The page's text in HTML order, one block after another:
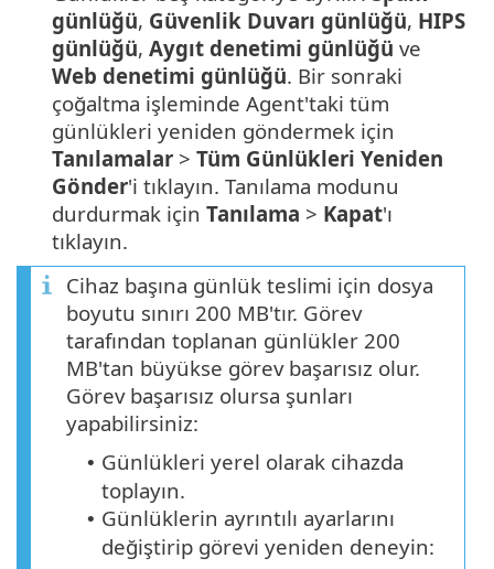
günlüğü, Güvenlik Duvarı günlüğü, HIPS
günlüğü, Aygıt denetimi günlüğü ve
Web denetimi günlüğü. Bir sonraki
çoğaltma işleminde Agent'taki tüm
günlükleri yeniden göndermek için
Tanılamalar > Tüm Günlükleri Yeniden
Gönder'i tıklayın. Tanılama modunu
durdurmak için Tanılama > Kapat'ı
tıklayın.
Cihaz başına günlük teslimi için dosya
boyutu sınırı 200 MB'tır. Görev
tarafından toplanan günlükler 200
MB'tan büyükse görev başarısız olur.
Görev başarısız olursa şunları
yapabilirsiniz:
• Günlükleri yerel olarak cihazda
toplayın.
• Günlüklerin ayrıntılı ayarlarını
değiştirip görevi yeniden deneyin: